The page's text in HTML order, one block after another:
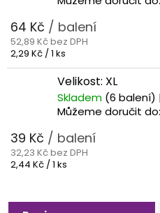
64 Kč / balení
52,89 Kč bez DPH
Měrná
cena:
2,29 Kč / 1 ks
Velikost: XL
Skladem (6 balení)
Můžeme doručit do:
39 Kč / balení
32,23 Kč bez DPH
Měrná
2,44 Kč / 1 ks